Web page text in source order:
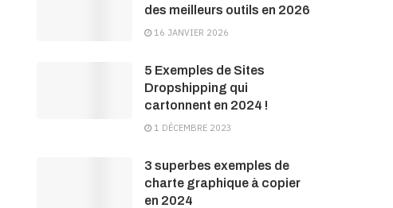
des meilleurs outils en 2026
16 JANVIER 2026
5 Exemples de Sites
Dropshipping qui
cartonnent en 2024 !
1 DÉCEMBRE 2023
3 superbes exemples de
charte graphique à copier
en 2024